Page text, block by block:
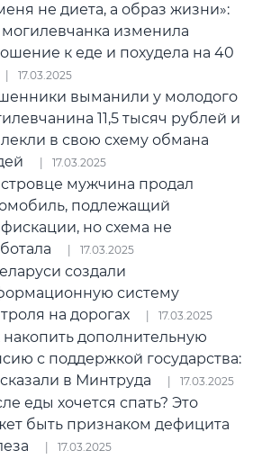
не диета, а образ жизни»:
могилевчанка изменила
к еде и похудела на 40
17.03.2025
выманили у молодого
11,5 тысяч рублей и
в свою схему обмана
17.03.2025
мужчина продал
подлежащий
но схема не
17.03.2025
создали
систему
на дорогах
17.03.2025
накопить дополнительную
с поддержкой государства:
в Минтруда
17.03.2025
еды хочется спать? Это
быть признаком дефицита
17.03.2025